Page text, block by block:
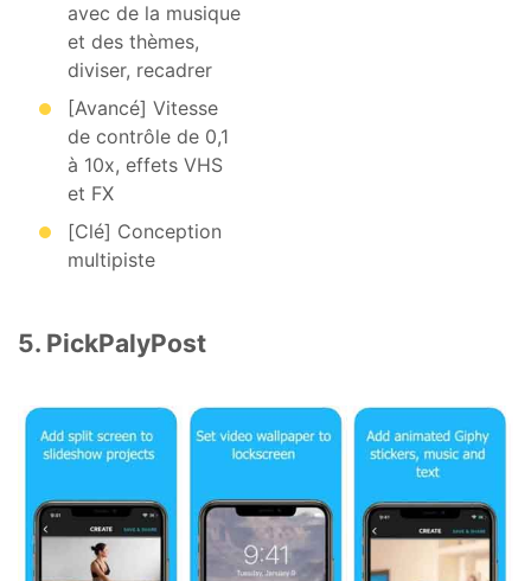
avec de la musique
et des thèmes,
diviser, recadrer
[Avancé] Vitesse
de contrôle de 0,1
à 10x, effets VHS
et FX
[Clé] Conception
multipiste
5. PickPalyPost